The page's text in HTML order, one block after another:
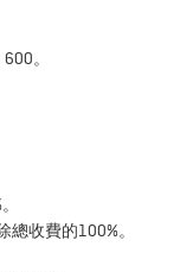
。
收費的100%。